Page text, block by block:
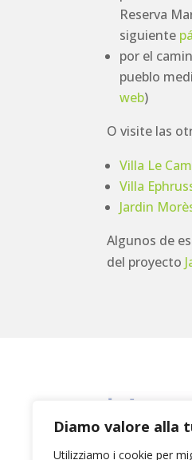
Diamo valore alla
Utilizziamo i cookie per
Reserva
siguiente
por el
pueblo
web)
O visite las
Villa Le
Villa
Jardin
Algunos de
del proyecto